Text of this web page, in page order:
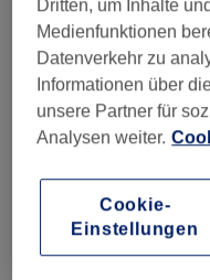
Ambiente
Sauberkeit
Service
Bewertungen filtern
Dritten, um Inhalte
Medienfunktionen
Datenverkehr zu
Informationen über
unsere Partner für
Analysen weiter.
Cookie-
Einstellungen